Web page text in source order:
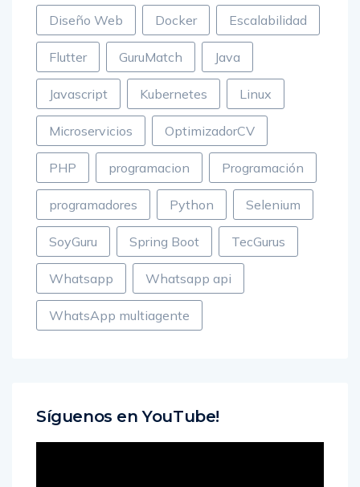
Diseño Web Docker Escalabilidad
Flutter GuruMatch Java
Javascript Kubernetes Linux
Microservicios OptimizadorCV
PHP programacion Programación
programadores Python Selenium
SoyGuru Spring Boot TecGurus
Whatsapp Whatsapp api
WhatsApp multiagente
Síguenos en YouTube!